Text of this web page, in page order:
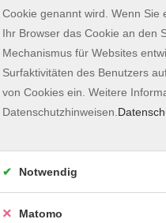
33
32
Georgisch
Japanisch
Koreanisch
Norwegisch
Portugiesisch
Cookie genannt wird. Wenn
Ihr Browser das Cookie an den
Mechanismus für Websites
Surfaktivitäten des Benutzers
von Cookies ein. Weitere
Datenschutzhinweisen.
Notwendig
Matomo